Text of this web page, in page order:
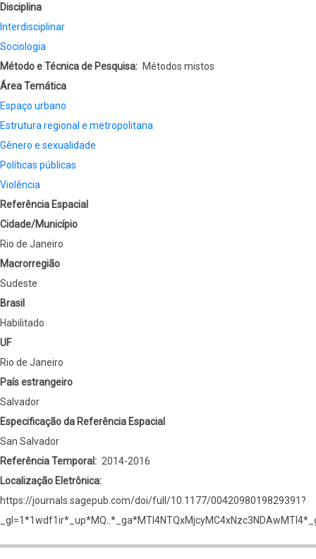
Disciplina
Interdisciplinar
Sociologia
Método e Técnica de Pesquisa
Métodos mistos
Área Temática
Espaço urbano
Estrutura regional e metropolitana
Gênero e sexualidade
Políticas públicas
Violência
Referência Espacial
Cidade/Município
Rio de Janeiro
Macrorregião
Sudeste
Brasil
Habilitado
UF
Rio de Janeiro
País estrangeiro
Salvador
Especificação da Referência Espacial
San Salvador
Referência Temporal
2014-2016
Localização Eletrônica
https://journals.sagepub.com/doi/full/10.1177/0042098019829391?